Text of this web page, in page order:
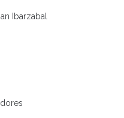
Ibarzabal